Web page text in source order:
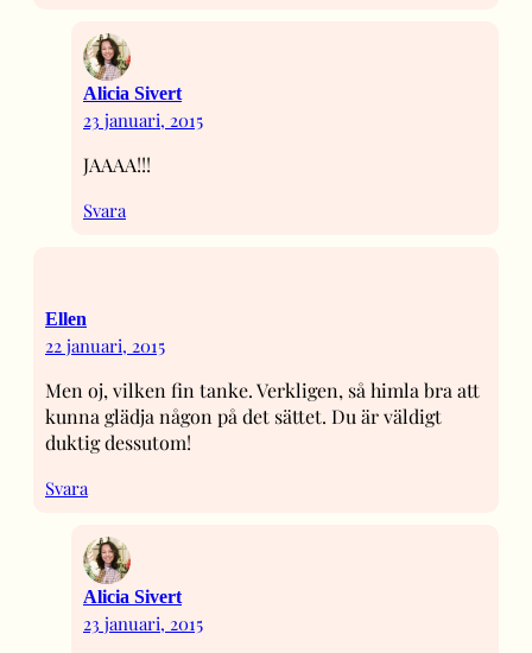
Alicia Sivert
23 januari, 2015
JAAAA!!!
Svara
Ellen
22 januari, 2015
Men oj, vilken fin tanke. Verkligen, så himla bra att
kunna glädja någon på det sättet. Du är väldigt
duktig dessutom!
Svara
Alicia Sivert
23 januari, 2015